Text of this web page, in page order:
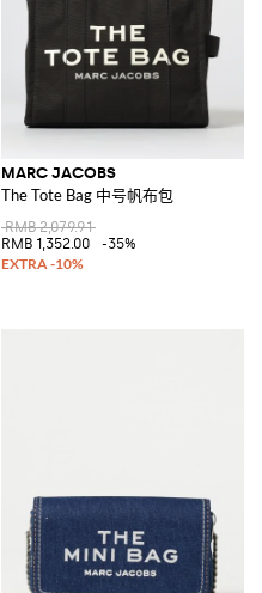
MARC JACOBS
The Tote Bag 中号帆布包
RMB 2,079.91
RMB 1,352.00
-35%